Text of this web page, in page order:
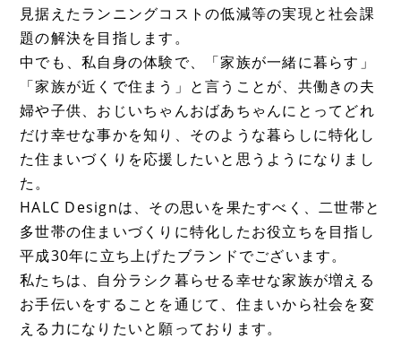
見据えたランニングコストの低減等の実現と社会課
題の解決を目指します。
中でも、私自身の体験で、「家族が一緒に暮らす」
「家族が近くで住まう」と言うことが、共働きの夫
婦や子供、おじいちゃんおばあちゃんにとってどれ
だけ幸せな事かを知り、そのような暮らしに特化し
た住まいづくりを応援したいと思うようになりまし
た。
HALC Designは、その思いを果たすべく、二世帯と
多世帯の住まいづくりに特化したお役立ちを目指し
平成30年に立ち上げたブランドでございます。
私たちは、自分ラシク暮らせる幸せな家族が増える
お手伝いをすることを通じて、住まいから社会を変
える力になりたいと願っております。